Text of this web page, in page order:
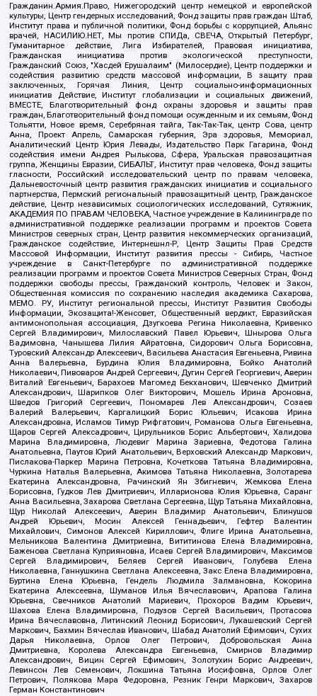
Гражданин.Армия.Право, Нижегородский центр немецкой и европейской
культуры, Центр гендерных исследований, Фонд защиты прав граждан Штаб,
Институт права и публичной политики, Фонд борьбы с коррупцией, Альянс
врачей, НАСИЛИЮ.НЕТ, Мы против СПИДа, СВЕЧА, Открытый Петербург,
Гуманитарное действие, Лига Избирателей, Правовая инициатива,
Гражданская инициатива против экологической преступности,
Гражданский Союз, "Хасдей Ерушалаим" (Милосердие), Центр поддержки и
содействия развитию средств массовой информации, В защиту прав
заключенных, Горячая Линия, Центр социально-информационных
инициатив Действие, Институт глобализации и социальных движений,
ВМЕСТЕ, Благотворительный фонд охраны здоровья и защиты прав
граждан, Благотворительный фонд помощи осужденным и их семьям, Фонд
Тольятти, Новое время, Серебряная тайга, Так-Так-Так, центр Сова, центр
Анна, Проект Апрель, Самарская губерния, Эра здоровья, Мемориал,
Аналитический Центр Юрия Левады, Издательство Парк Гагарина, Фонд
содействия имени Андрея Рылькова, Сфера, Уральская правозащитная
группа, Женщины Евразии, СИБАЛЬТ, Институт прав человека, Фонд защиты
гласности, Российский исследовательский центр по правам человека,
Дальневосточный центр развития гражданских инициатив и социального
партнерства, Пермский региональный правозащитный центр, Гражданское
действие, Центр независимых социологических исследований, Сутяжник,
АКАДЕМИЯ ПО ПРАВАМ ЧЕЛОВЕКА, Частное учреждение в Калининграде по
административной поддержке реализации программ и проектов Совета
Министров северных стран, Центр развития некоммерческих организаций,
Гражданское содействие, Интернешнл-Р, Центр Защиты Прав Средств
Массовой Информации, Институт развития прессы - Сибирь, Частное
учреждение в Санкт-Петербурге по административной поддержке
реализации программ и проектов Совета Министров Северных Стран, Фонд
поддержки свободы прессы, Гражданский контроль, Человек и Закон,
Общественная комиссия по сохранению наследия академика Сахарова,
МЕМО. РУ, Институт региональной прессы, Институт Развития Свободы
Информации, Экозащита!-Женсовет, Общественный вердикт, Евразийская
антимонопольная ассоциация, Дзугкоева Регина Николаевна, Кривенко
Сергей Владимирович, Милославский Павел Юрьевич, Шнырова Ольга
Вадимовна, Чанышева Лилия Айратовна, Сидорович Ольга Борисовна,
Туровский Александр Алексеевич, Васильева Анастасия Евгеньевна, Ривина
Анна Валерьевна, Бурдина Юлия Владимировна, Бойко Анатолий
Николаевич, Пивоваров Андрей Сергеевич, Дугин Сергей Георгиевич, Аверин
Виталий Евгеньевич, Барахоев Магомед Бекханович, Шевченко Дмитрий
Александрович, Шарипков Олег Викторович, Мошель Ирина Ароновна,
Шведов Григорий Сергеевич, Пономарев Лев Александрович, Созаев
Валерий Валерьевич, Каргалицкий Борис Юльевич, Исакова Ирина
Александровна, Исламов Тимур Рифгатович, Романова Ольга Евгеньевна,
Щаров Сергей Алексадрович, Цирульников Борис Альбертович, Халидова
Марина Владимировна, Людевиг Марина Зариевна, Федотова Галина
Анатольевна, Паутов Юрий Анатольевич, Верховский Александр Маркович,
Пислакова-Паркер Марина Петровна, Кочеткова Татьяна Владимировна,
Чуркина Наталья Валерьевна, Акимова Татьяна Николаевна, Золотарева
Екатерина Александровна, Рачинский Ян Збигневич, Жемкова Елена
Борисовна, Гудков Лев Дмитриевич, Илларионова Юлия Юрьевна, Саранг
Анна Васильевна, Захарова Светлана Сергеевна, Щур Татьяна Михайловна,
Щур Николай Алексеевич, Аверин Владимир Анатольевич, Блинушов
Андрей Юрьевич, Мосин Алексей Геннадьевич, Гефтер Валентин
Михайлович, Симонов Алексей Кириллович, Флиге Ирина Анатольевна,
Мельникова Валентина Дмитриевна, Вититинова Елена Владимировна,
Баженова Светлана Куприяновна, Исаев Сергей Владимирович, Максимов
Сергей Владимирович, Беляев Сергей Иванович, Голубева Елена
Николаевна, Ганнушкина Светлана Алексеевна, Закс Елена Владимировна,
Буртина Елена Юрьевна, Гендель Людмила Залмановна, Кокорина
Екатерина Алексеевна, Шуманов Илья Вячеславович, Арапова Галина
Юрьевна, Свечников Анатолий Мариевич, Прохоров Вадим Юрьевич,
Шахова Елена Владимировна, Подузов Сергей Васильевич, Протасова
Ирина Вячеславовна, Литинский Леонид Борисович, Лукашевский Сергей
Маркович, Бахмин Вячеслав Иванович, Шабад Анатолий Ефимович, Сухих
Дарья Николаевна, Орлов Олег Петрович, Добровольская Анна
Дмитриевна, Королева Александра Евгеньевна, Смирнов Владимир
Александрович, Вицин Сергей Ефимович, Золотухин Борис Андреевич,
Левинсон Лев Семенович, Локшина Татьяна Иосифовна, Орлов Олег
Петрович, Полякова Мара Федоровна, Резник Генри Маркович, Захаров
Герман Константинович